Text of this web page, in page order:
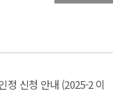
정 신청 안내 (2025-2 이